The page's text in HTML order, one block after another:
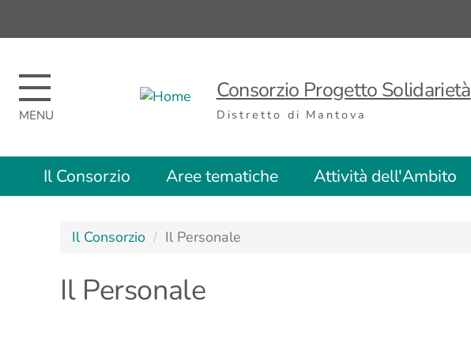
Nome
Regione
Consorzio Progetto Solidarietà
Distretto di Mantova
menu
Il Consorzio Aree tematiche Attività dell'Ambito
Il Consorzio Il Personale
Il Personale